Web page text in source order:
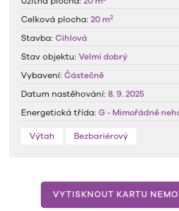
Celková plocha: 20 m2
Stavba: Cihlová
Stav objektu: Velmi dobrý
Vybavení: Částečně
Datum nastěhování: 8. 9. 2025
Energetická třída: G - Mimořádně
Výtah Bezbariérový
VYTISKNOUT KARTU